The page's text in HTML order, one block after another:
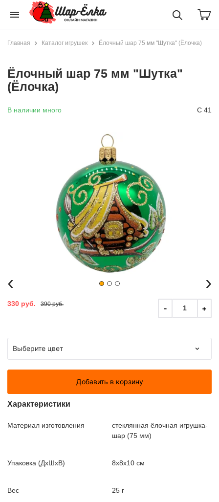
menu
Главная Каталог игрушек Ёлочный шар 75 мм "Шутка" (Ёлочка)
Ёлочный шар 75 мм "Шутка"
(Ёлочка)
В наличии много С 41
‹ ›
330 руб. 390 руб. - 1 +
Добавить в корзину
Характеристики
Материал изготовления
стеклянная ёлочная игрушка-
шар (75 мм)
Упаковка (ДxШxВ) 8x8x10 см
Вес 25 г